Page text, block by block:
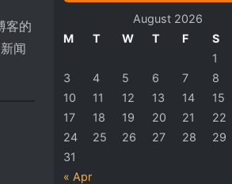
客的
闻
August 2026
M
T W T F S
« Apr
1
3
4 5 6 7 8
10
11 12 13 14 15
17
18 19 20 21 22
24
25 26 27 28 29
31